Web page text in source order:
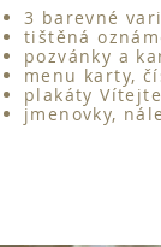
3 barevné
tištěná
pozvánky a
menu karty,
plakáty
jmenovky,